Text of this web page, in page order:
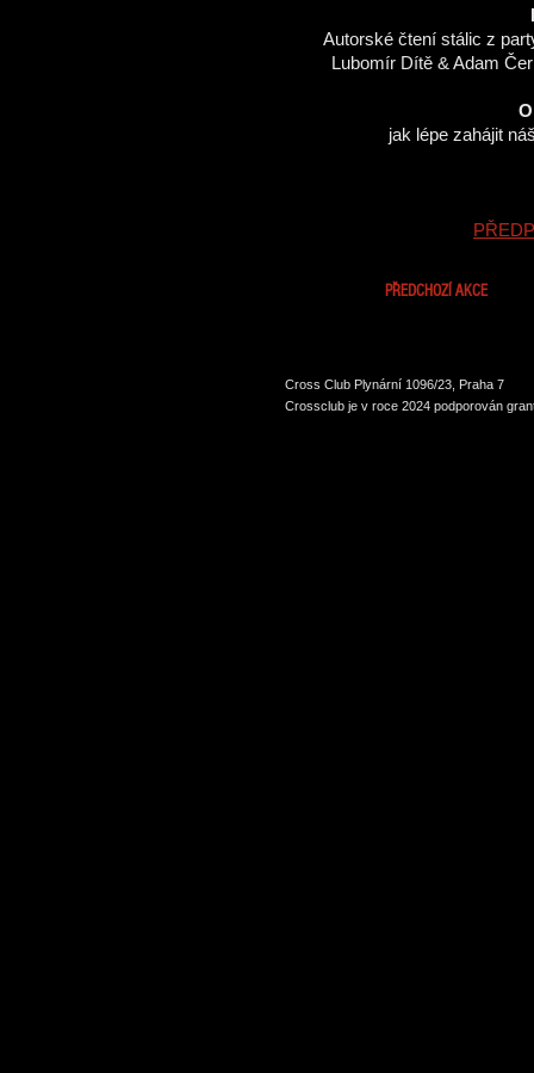
Autorské čtení stálic z
Lubomír Dítě & Adam
jak lépe zahájit
PŘEDCHOZÍ AKCE
Cross Club Plynární 1096/23, Praha 7
Crossclub je v roce 2024 podporován